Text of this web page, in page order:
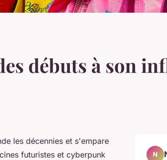
débuts à son
les décennies et s'empare
futuristes et cyberpunk
N